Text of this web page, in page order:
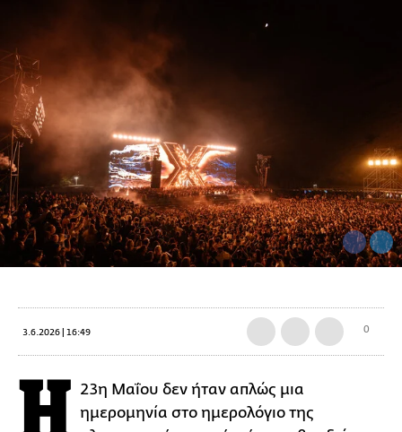
3.6.2026 | 16:49 0
23η Μαΐου δεν ήταν απλώς μια
ημερομηνία στο ημερολόγιο της